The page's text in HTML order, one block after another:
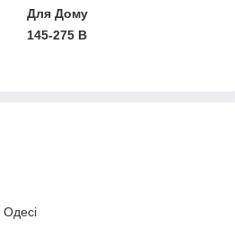
Для Дому
145-275 В
Одесі